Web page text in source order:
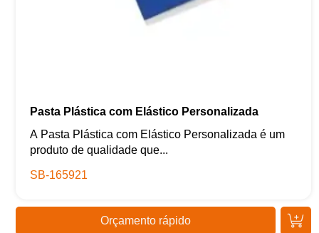
Pasta Plástica com Elástico Personalizada
A Pasta Plástica com Elástico Personalizada é um
produto de qualidade que...
SB-165921
Orçamento rápido